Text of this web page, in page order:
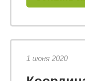
1 июня 2020